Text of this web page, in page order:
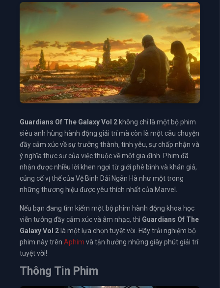
Guardians Of The Galaxy Vol 2 không chỉ là một bộ phim
siêu anh hùng hành động giải trí mà còn là một câu chuyện
đầy cảm xúc về sự trưởng thành, tình yêu, sự chấp nhận và
ý nghĩa thực sự của việc thuộc về một gia đình. Phim đã
nhận được nhiều lời khen ngợi từ giới phê bình và khán giả,
củng cố vị thế của Vệ Binh Dải Ngân Hà như một trong
những thương hiệu được yêu thích nhất của Marvel.
Nếu bạn đang tìm kiếm một bộ phim hành động khoa học
viễn tưởng đầy cảm xúc và âm nhạc, thì Guardians Of The
Galaxy Vol 2 là một lựa chọn tuyệt vời. Hãy trải nghiệm bộ
phim này trên Aphim và tận hưởng những giây phút giải trí
tuyệt vời!
Thông Tin Phim